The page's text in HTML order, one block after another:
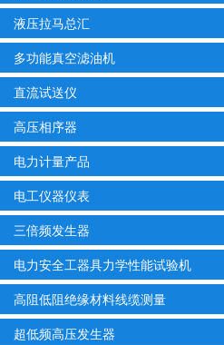
液压拉马总汇
多功能真空滤油机
直流试送仪
高压相序器
电力计量产品
电工仪器仪表
三倍频发生器
电力安全工器具力学性能试验机
高阻低阻绝缘材料线缆测量
超低频高压发生器